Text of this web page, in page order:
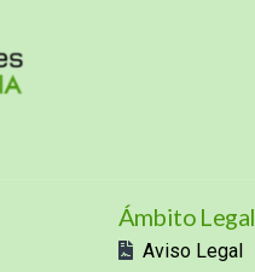
Ámbito Legal
Aviso Legal